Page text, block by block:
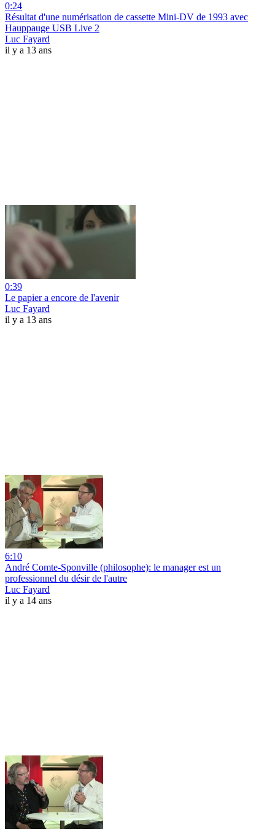
0:24
Résultat d'une numérisation de cassette Mini-DV de 1993 avec
Hauppauge USB Live 2
Luc Fayard
il y a 13 ans
0:39
Le papier a encore de l'avenir
Luc Fayard
il y a 13 ans
6:10
André Comte-Sponville (philosophe): le manager est un
professionnel du désir de l'autre
Luc Fayard
il y a 14 ans